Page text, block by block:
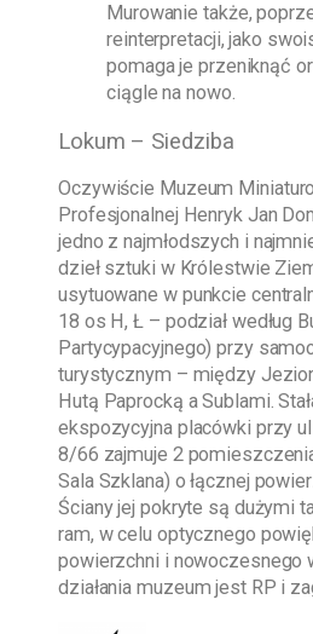
Murowanie także,
reinterpretacji, jako
pomaga je przeniknąć
ciągle na nowo.
Lokum – Siedziba
Oczywiście Muzeum
Profesjonalnej Henryk Jan
jedno z najmłodszych i
dzieł sztuki w Królestwie
usytuowane w punkcie
18 os H, Ł – podział według
Partycypacyjnego) przy
turystycznym – między
Hutą Paprocką a Sublami.
ekspozycyjna placówki przy
8/66 zajmuje 2
Sala Szklana) o łącznej
Ściany jej pokryte są dużymi
ram, w celu optycznego
powierzchni i nowoczesnego
działania muzeum jest RP i